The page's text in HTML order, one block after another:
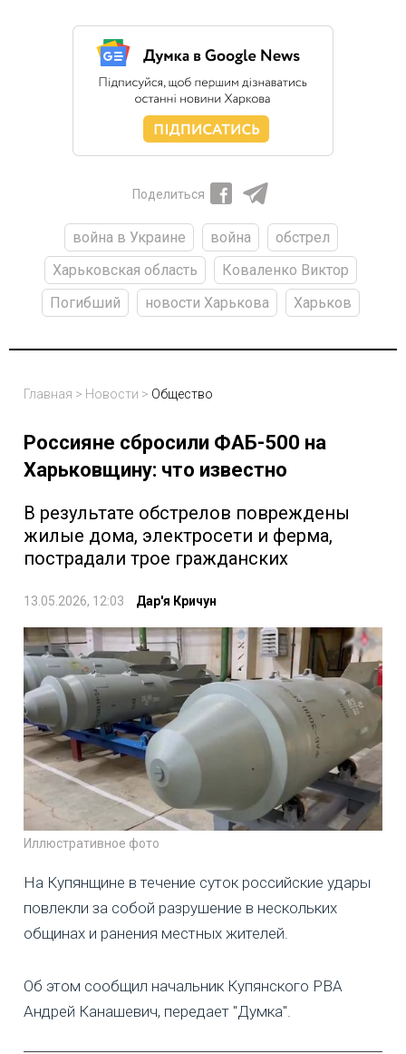
Поделиться
война в Украине война
обстрел
Харьковская область
Коваленко Виктор
Погибший
новости Харькова Харьков
Главная > Новости > Общество
Россияне сбросили ФАБ-500 на
Харьковщину: что известно
В результате обстрелов повреждены
жилые дома, электросети и ферма,
пострадали трое гражданских
13.05.2026, 12:03 Дар'я Кричун
Иллюстративное фото
На Купянщине в течение суток российские удары
повлекли за собой разрушение в нескольких
общинах и ранения местных жителей.
Об этом сообщил начальник Купянского РВА
Андрей Канашевич, передает "Думка".